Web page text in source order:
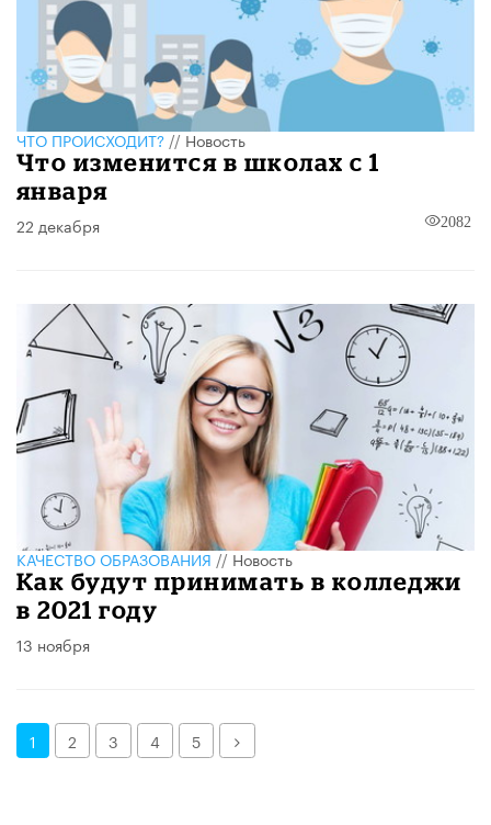
ЧТО ПРОИСХОДИТ?//Новость
Что изменится в школах с 1
января
22 декабря 2082
КАЧЕСТВО ОБРАЗОВАНИЯ//Новость
Как будут принимать в колледжи
в 2021 году
13 ноября
1 2 3 4 5 Далее